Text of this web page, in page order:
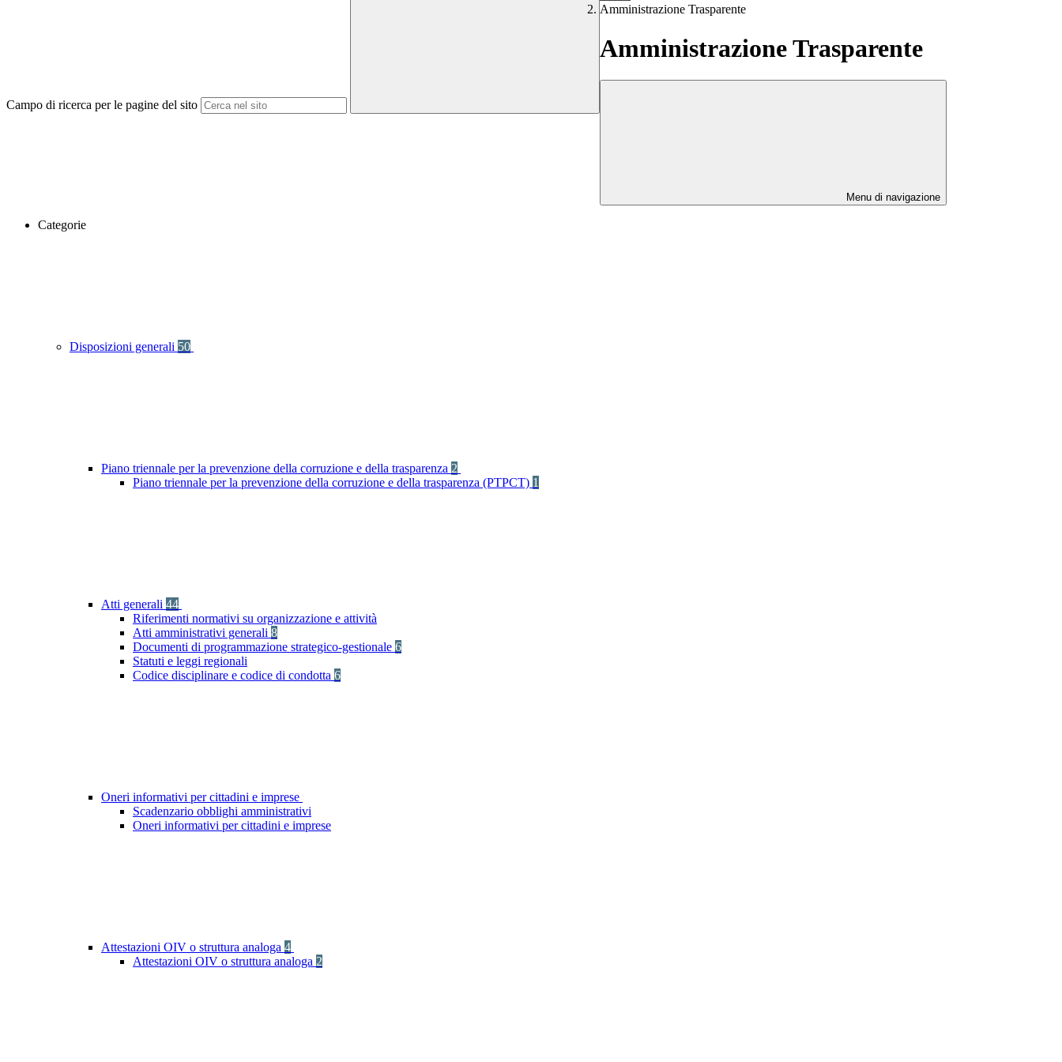
Campo di ricerca per le pagine del sito
Amministrazione Trasparente
Amministrazione Trasparente
Menu di navigazione
Categorie
Disposizioni generali 50
Piano triennale per la prevenzione della corruzione e della trasparenza 2
Piano triennale per la prevenzione della corruzione e della trasparenza (PTPCT) 1
Atti generali 44
Riferimenti normativi su organizzazione e attività
Atti amministrativi generali 8
Documenti di programmazione strategico-gestionale 6
Statuti e leggi regionali
Codice disciplinare e codice di condotta 6
Oneri informativi per cittadini e imprese
Scadenzario obblighi amministrativi
Oneri informativi per cittadini e imprese
Attestazioni OIV o struttura analoga 4
Attestazioni OIV o struttura analoga 2